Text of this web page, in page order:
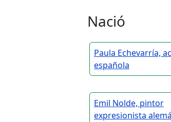
Nació
Paula Echevarría,
española
Emil Nolde, pintor
expresionista